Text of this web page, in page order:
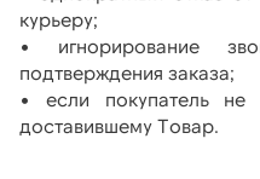
курьеру;
• игнорирование
подтверждения заказа;
• если покупатель не
доставившему Товар.